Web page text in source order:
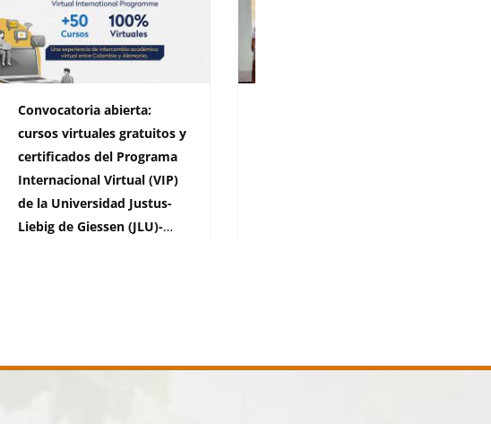
Convocatoria abierta:
cursos virtuales gratuitos y
certificados del Programa
Internacional Virtual (VIP)
de la Universidad Justus-
Liebig de Giessen (JLU)-